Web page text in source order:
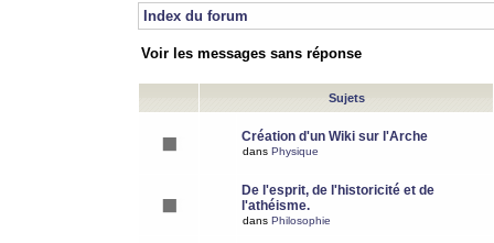
Index du forum
Voir les messages sans réponse
Sujets
Création d'un Wiki sur l'Arche
dans Physique
De l'esprit, de l'historicité et de
l'athéisme.
dans Philosophie